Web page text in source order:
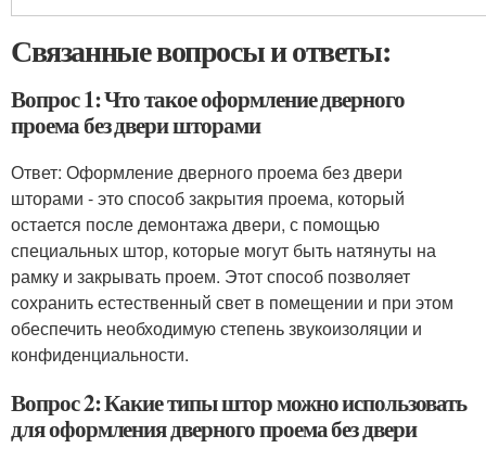
Связанные вопросы и ответы:
Вопрос 1: Что такое оформление дверного
проема без двери шторами
Ответ: Оформление дверного проема без двери
шторами - это способ закрытия проема, который
остается после демонтажа двери, с помощью
специальных штор, которые могут быть натянуты на
рамку и закрывать проем. Этот способ позволяет
сохранить естественный свет в помещении и при этом
обеспечить необходимую степень звукоизоляции и
конфиденциальности.
Вопрос 2: Какие типы штор можно использовать
для оформления дверного проема без двери